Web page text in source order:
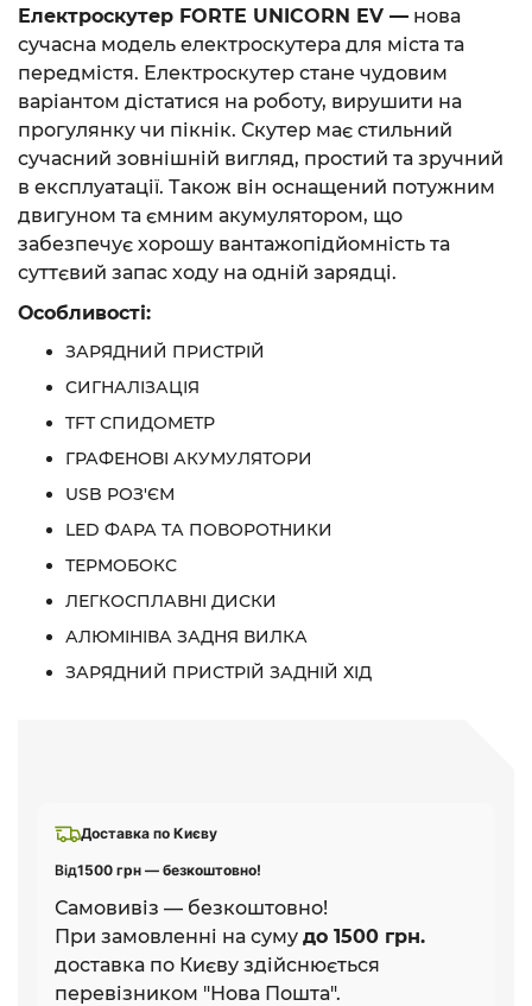
Доставка по Києву
Від1500 грн — безкоштовно!
Самовивіз — безкоштовно!
При замовленні на суму до 1500 грн.
доставка по Києву здійснюється
перевізником "Нова Пошта".
Електроскутер FORTE UNICORN EV — нова
сучасна модель електроскутера для міста та
передмістя. Електроскутер стане чудовим
варіантом дістатися на роботу, вирушити на
прогулянку чи пікнік. Скутер має стильний
сучасний зовнішній вигляд, простий та зручний
в експлуатації. Також він оснащений потужним
двигуном та ємним акумулятором, що
забезпечує хорошу вантажопідйомність та
суттєвий запас ходу на одній зарядці.
Особливості:
ЗАРЯДНИЙ ПРИСТРІЙ
СИГНАЛІЗАЦІЯ
TFT СПИДОМЕТР
ГРАФЕНОВІ АКУМУЛЯТОРИ
USB РОЗ'ЄМ
LED ФАРА ТА ПОВОРОТНИКИ
ТЕРМОБОКС
ЛЕГКОСПЛАВНІ ДИСКИ
АЛЮМІНІВА ЗАДНЯ ВИЛКА
ЗАРЯДНИЙ ПРИСТРІЙ ЗАДНІЙ ХІД